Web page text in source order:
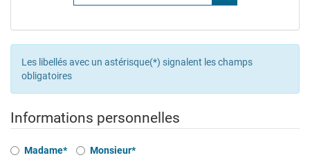
Les libellés avec un astérisque(*) signalent les champs
obligatoires
Informations personnelles
CivilitéMadame* Monsieur*